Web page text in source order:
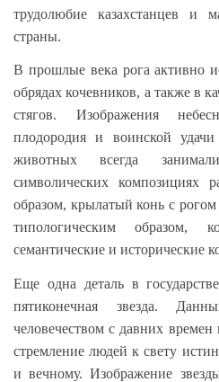
трудолюбие казахстанцев и
страны.
В прошлые века рога активно
обрядах кочевников, а также в
стягов. Изображения
плодородия и воинской
животных всегда
символических композициях
образом, крылатый конь с
типологическим образом,
семантические и исторические
Еще одна деталь в
пятиконечная звезда.
человечеством с давних времен
стремление людей к свету
и вечному. Изображение